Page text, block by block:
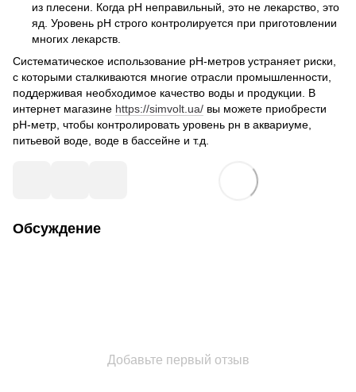
из плесени. Когда рH неправильный, это не лекарство, это
яд. Уровень рH строго контролируется при приготовлении
многих лекарств.
Систематическое использование рН-метров устраняет риски,
с которыми сталкиваются многие отрасли промышленности,
поддерживая необходимое качество воды и продукции. В
интернет магазине https://simvolt.ua/ вы можете приобрести
рН-метр, чтобы контролировать уровень рн в аквариуме,
питьевой воде, воде в бассейне и т.д.
Обсуждение
Добавьте первый отзыв